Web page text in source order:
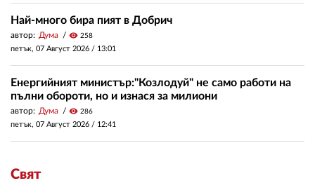
Най-много бира пият в Добрич
автор: Дума visibility 258
петък, 07 Август 2026 / 13:01
Енергийният министър:"Козлодуй" не само работи на
пълни обороти, но и изнася за милиони
автор: Дума visibility 286
петък, 07 Август 2026 / 12:41
Свят